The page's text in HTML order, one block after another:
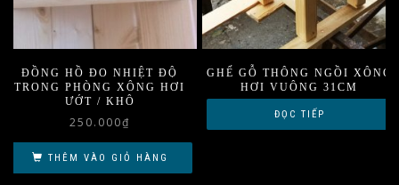
ĐỒNG HỒ ĐO NHIỆT ĐỘ
TRONG PHÒNG XÔNG HƠI
ƯỚT / KHÔ
250.000₫
THÊM VÀO GIỎ HÀNG
GHẾ GỖ THÔNG NGỒI XÔNG
HƠI VUÔNG 31CM
ĐỌC TIẾP